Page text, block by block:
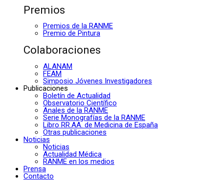
Premios
Premios de la RANME
Premio de Pintura
Colaboraciones
ALANAM
FEAM
Simposio Jóvenes Investigadores
Publicaciones
Boletín de Actualidad
Observatorio Científico
Anales de la RANME
Serie Monografías de la RANME
Libro RR.AA. de Medicina de España
Otras publicaciones
Noticias
Noticias
Actualidad Médica
RANME en los medios
Prensa
Contacto